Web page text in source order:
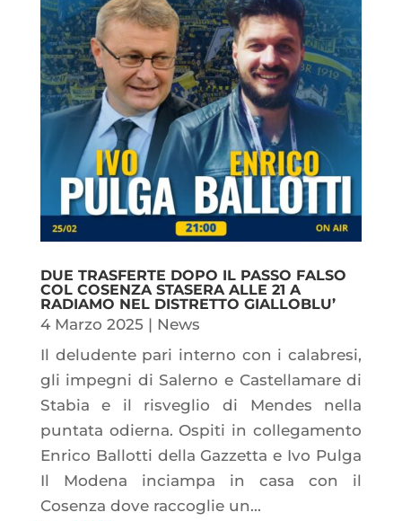
DUE TRASFERTE DOPO IL PASSO FALSO
COL COSENZA STASERA ALLE 21 A
RADIAMO NEL DISTRETTO GIALLOBLU’
4 Marzo 2025 | News
Il deludente pari interno con i calabresi,
gli impegni di Salerno e Castellamare di
Stabia e il risveglio di Mendes nella
puntata odierna. Ospiti in collegamento
Enrico Ballotti della Gazzetta e Ivo Pulga
Il Modena inciampa in casa con il
Cosenza dove raccoglie un...